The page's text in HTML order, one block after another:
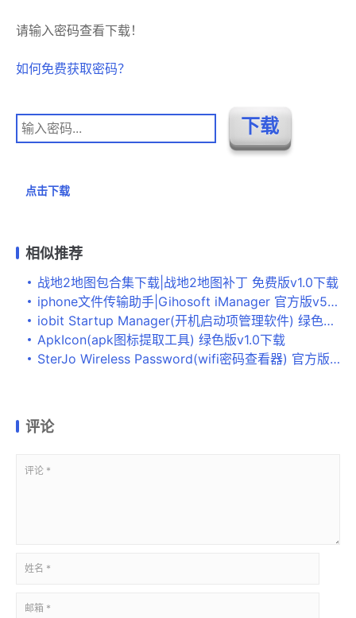
请输入密码查看下载！
如何免费获取密码？
点击下载
相似推荐
战地2地图包合集下载|战地2地图补丁 免费版v1.0下载
iphone文件传输助手|Gihosoft iManager 官方版v5.0下载
iobit Startup Manager(开机启动项管理软件) 绿色免费版V11.0.0.1112下载
ApkIcon(apk图标提取工具) 绿色版v1.0下载
SterJo Wireless Password(wifi密码查看器) 官方版1.4下载
评论